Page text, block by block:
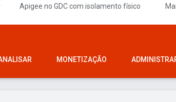
Apigee no GDC com isolamento físico
MONETIZAÇÃO